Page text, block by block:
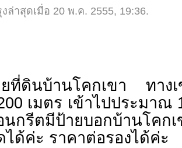
ล่าสุดเมื่อ 20 พ.ค. 2555, 19:36.
ยที่ดินบ้านโคกเขา ทางเ
เมตร เข้าไปประมาณ
นกรีตมีป้ายบอกบ้านโค
ได้ค่ะ ราคาต่อรองได้ค่ะ